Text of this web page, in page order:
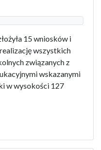
15 wniosków i
wszystkich
związanych z
wskazanymi
w wysokości 127